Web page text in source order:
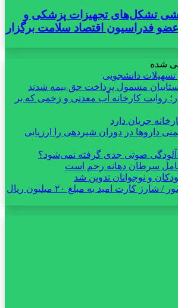
تشکل‌های تجهیزات پزشکی و
فدراسیون اقتصاد سلامت برگزار
شده